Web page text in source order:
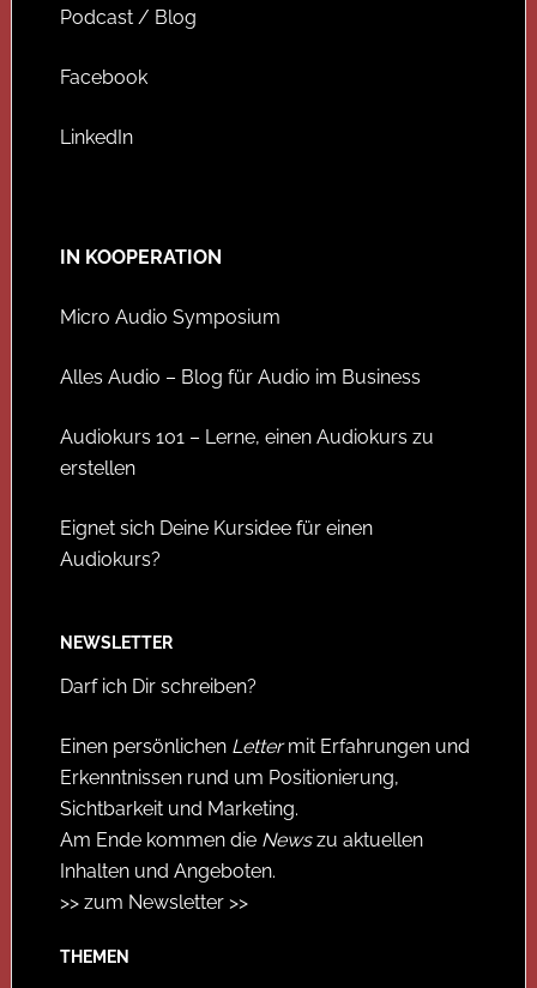
Podcast / Blog
Facebook
LinkedIn
IN KOOPERATION
Micro Audio Symposium
Alles Audio – Blog für Audio im Business
Audiokurs 101 – Lerne, einen Audiokurs zu
erstellen
Eignet sich Deine Kursidee für einen
Audiokurs?
NEWSLETTER
Darf ich Dir schreiben?
Einen persönlichen Lettermit Erfahrungen und
Erkenntnissen rund um Positionierung,
Sichtbarkeit und Marketing.
Am Ende kommen die Newszu aktuellen
Inhalten und Angeboten.
>> zum Newsletter >>
THEMEN